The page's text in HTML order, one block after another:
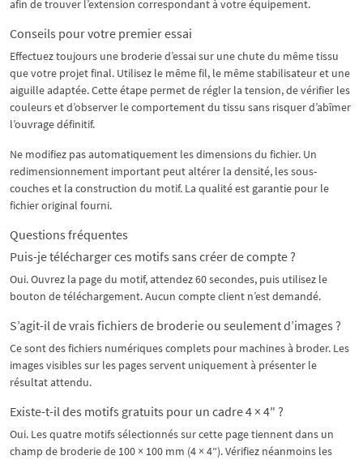
afin de trouver l’extension correspondant à votre équipement.
Conseils pour votre premier essai
Effectuez toujours une broderie d’essai sur une chute du même tissu
que votre projet final. Utilisez le même fil, le même stabilisateur et une
aiguille adaptée. Cette étape permet de régler la tension, de vérifier les
couleurs et d’observer le comportement du tissu sans risquer d’abîmer
l’ouvrage définitif.
Ne modifiez pas automatiquement les dimensions du fichier. Un
redimensionnement important peut altérer la densité, les sous-
couches et la construction du motif. La qualité est garantie pour le
fichier original fourni.
Questions fréquentes
Puis-je télécharger ces motifs sans créer de compte ?
Oui. Ouvrez la page du motif, attendez 60 secondes, puis utilisez le
bouton de téléchargement. Aucun compte client n’est demandé.
S’agit-il de vrais fichiers de broderie ou seulement d’images ?
Ce sont des fichiers numériques complets pour machines à broder. Les
images visibles sur les pages servent uniquement à présenter le
résultat attendu.
Existe-t-il des motifs gratuits pour un cadre 4 × 4″ ?
Oui. Les quatre motifs sélectionnés sur cette page tiennent dans un
champ de broderie de 100 × 100 mm (4 × 4″). Vérifiez néanmoins les